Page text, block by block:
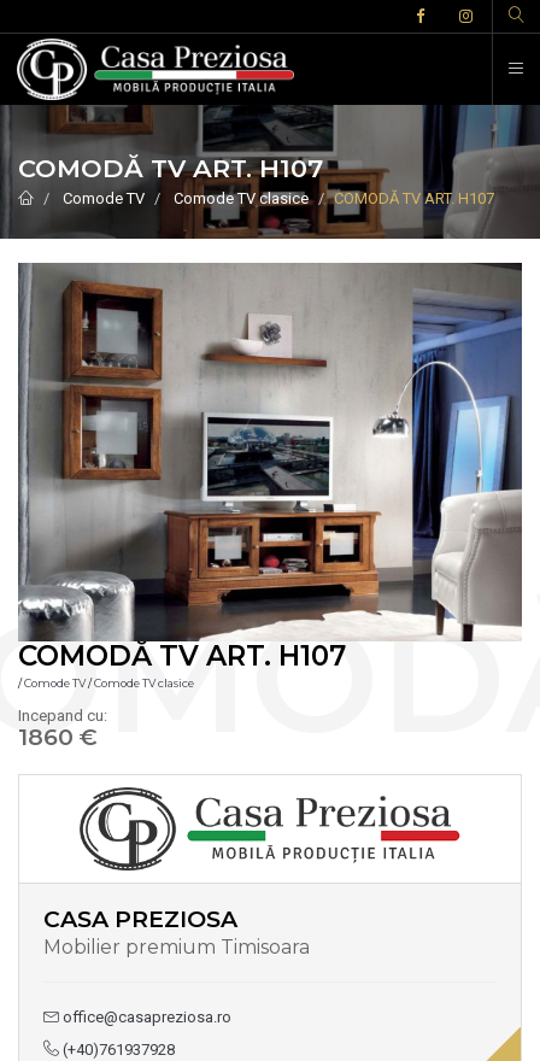
COMODĂ TV ART. H107
Comode TV Comode TV clasice COMODĂ TV ART. H107
COMODĂ TV ART. H107
/Comode TV/Comode TV clasice
Incepand cu:
1860 €
CASA PREZIOSA
Mobilier premium Timisoara
office@casapreziosa.ro
(+40)761937928